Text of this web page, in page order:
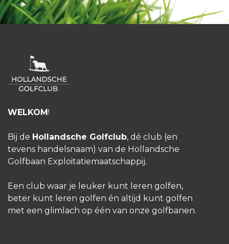
WELKOM !
Bij de Hollandsche Golfclub, dé club (en
tevens handelsnaam) van de Hollandsche
Golfbaan Exploitatiemaatschappij.
Een club waar je leuker kunt leren golfen,
beter kunt leren golfen én altijd kunt golfen
met een glimlach op één van onze golfbanen.